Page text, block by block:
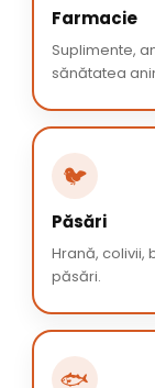
Farmacie
Suplimente,
sănătatea
🐦
Păsări
Hrană, colivii,
păsări.
🐟